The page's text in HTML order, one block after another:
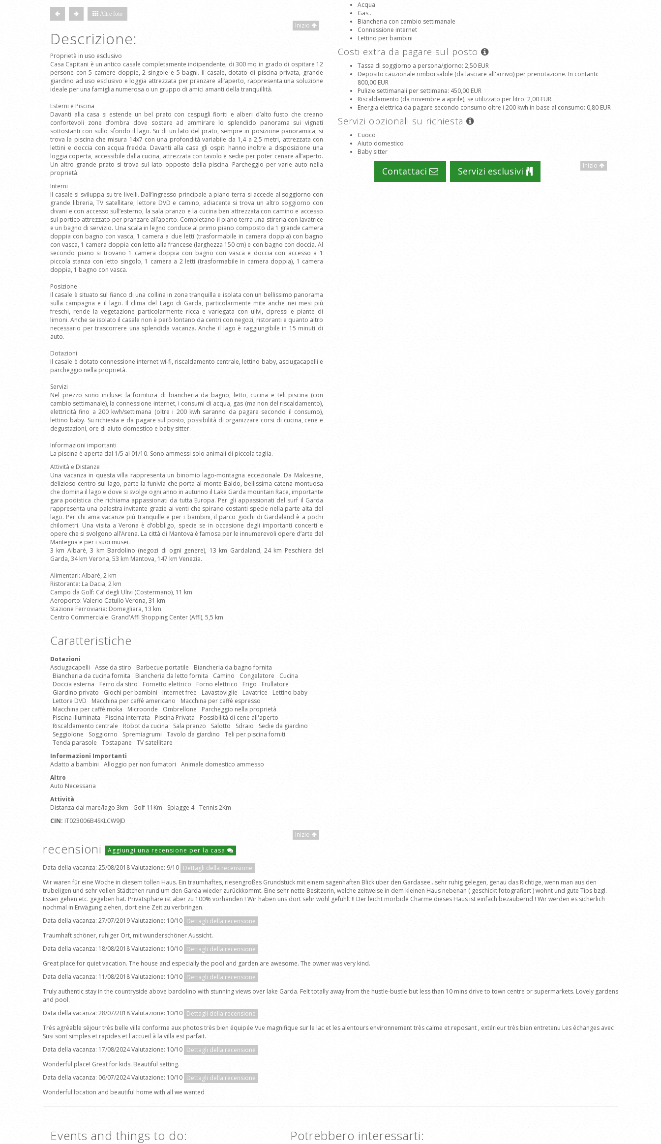
Altre foto
Inizio
Descrizione:
Proprietà in uso esclusivo
Casa Capitani è un antico casale completamente indipendente, di 300 mq in grado di ospitare 12
persone con 5 camere doppie, 2 singole e 5 bagni. Il casale, dotato di piscina privata, grande
giardino ad uso esclusivo e loggia attrezzata per pranzare all’aperto, rappresenta una soluzione
ideale per una famiglia numerosa o un gruppo di amici amanti della tranquillità.
Esterni e Piscina
Davanti alla casa si estende un bel prato con cespugli fioriti e alberi d’alto fusto che creano
confortevoli zone d’ombra dove sostare ad ammirare lo splendido panorama sui vigneti
sottostanti con sullo sfondo il lago. Su di un lato del prato, sempre in posizione panoramica, si
trova la piscina che misura 14x7 con una profondità variabile da 1,4 a 2,5 metri, attrezzata con
lettini e doccia con acqua fredda. Davanti alla casa gli ospiti hanno inoltre a disposizione una
loggia coperta, accessibile dalla cucina, attrezzata con tavolo e sedie per poter cenare all’aperto.
Un altro grande prato si trova sul lato opposto della piscina. Parcheggio per varie auto nella
proprietà.
Interni
Il casale si sviluppa su tre livelli. Dall’ingresso principale a piano terra si accede al soggiorno con
grande libreria, TV satellitare, lettore DVD e camino, adiacente si trova un altro soggiorno con
divani e con accesso sull’esterno, la sala pranzo e la cucina ben attrezzata con camino e accesso
sul portico attrezzato per pranzare all’aperto. Completano il piano terra una stireria con lavatrice
e un bagno di servizio. Una scala in legno conduce al primo piano composto da 1 grande camera
doppia con bagno con vasca, 1 camera a due letti (trasformabile in camera doppia) con bagno
con vasca, 1 camera doppia con letto alla francese (larghezza 150 cm) e con bagno con doccia. Al
secondo piano si trovano 1 camera doppia con bagno con vasca e doccia con accesso a 1
piccola stanza con letto singolo, 1 camera a 2 letti (trasformabile in camera doppia), 1 camera
doppia, 1 bagno con vasca.
Posizione
Il casale è situato sul fianco di una collina in zona tranquilla e isolata con un bellissimo panorama
sulla campagna e il lago. Il clima del Lago di Garda, particolarmente mite anche nei mesi più
freschi, rende la vegetazione particolarmente ricca e variegata con ulivi, cipressi e piante di
limoni. Anche se isolato il casale non è però lontano da centri con negozi, ristoranti e quanto altro
necessario per trascorrere una splendida vacanza. Anche il lago è raggiungibile in 15 minuti di
auto.
Dotazioni
Il casale è dotato connessione internet wi-fi, riscaldamento centrale, lettino baby, asciugacapelli e
parcheggio nella proprietà.
Servizi
Nel prezzo sono incluse: la fornitura di biancheria da bagno, letto, cucina e teli piscina (con
cambio settimanale), la connessione internet, i consumi di acqua, gas (ma non del riscaldamento),
elettricità fino a 200 kwh/settimana (oltre i 200 kwh saranno da pagare secondo il consumo),
lettino baby. Su richiesta e da pagare sul posto, possibilità di organizzare corsi di cucina, cene e
degustazioni, ore di aiuto domestico e baby sitter.
Informazioni importanti
La piscina è aperta dal 1/5 al 01/10. Sono ammessi solo animali di piccola taglia.
Attività e Distanze
Una vacanza in questa villa rappresenta un binomio lago-montagna eccezionale. Da Malcesine,
delizioso centro sul lago, parte la funivia che porta al monte Baldo, bellissima catena montuosa
che domina il lago e dove si svolge ogni anno in autunno il Lake Garda mountain Race, importante
gara podistica che richiama appassionati da tutta Europa. Per gli appassionati del surf il Garda
rappresenta una palestra invitante grazie ai venti che spirano costanti specie nella parte alta del
lago. Per chi ama vacanze più tranquille e per i bambini, il parco giochi di Gardaland è a pochi
chilometri. Una visita a Verona è d’obbligo, specie se in occasione degli importanti concerti e
opere che si svolgono all’Arena. La città di Mantova è famosa per le innumerevoli opere d’arte del
Mantegna e per i suoi musei.
3 km Albarè, 3 km Bardolino (negozi di ogni genere), 13 km Gardaland, 24 km Peschiera del
Garda, 34 km Verona, 53 km Mantova, 147 km Venezia.
Alimentari: Albarè, 2 km
Ristorante: La Dacia, 2 km
Campo da Golf: Ca’ degli Ulivi (Costermano), 11 km
Aeroporto: Valerio Catullo Verona, 31 km
Stazione Ferroviaria: Domegliara, 13 km
Centro Commerciale: Grand'Affi Shopping Center (Affi), 5,5 km
Caratteristiche
Dotazioni
Asciugacapelli
Asse da stiro Barbecue portatile
Biancheria da bagno fornita
Biancheria da cucina fornita
Biancheria da letto fornita Camino Congelatore
Cucina
Doccia esterna
Ferro da stiro Fornetto elettrico Forno elettrico Frigo
Frullatore
Giardino privato
Giochi per bambini Internet free Lavastoviglie Lavatrice
Lettino baby
Lettore DVD
Macchina per caffé americano
Macchina per caffé espresso
Macchina per caffé moka
Microonde Ombrellone
Parcheggio nella proprietà
Piscina illuminata
Piscina interrata Piscina Privata
Possibilità di cene all'aperto
Riscaldamento centrale
Robot da cucina Sala pranzo Salotto Sdraio
Sedie da giardino
Seggiolone
Soggiorno Spremiagrumi Tavolo da giardino
Teli per piscina forniti
Tenda parasole
Tostapane
TV satellitare
Informazioni Importanti
Adatto a bambini
Alloggio per non fumatori
Animale domestico ammesso
Altro
Auto Necessaria
Attività
Distanza dal mare/lago 3km
Golf 11Km Spiagge 4 Tennis 2Km
CIN: IT023006B4SKLCW9JD
Inizio
Acqua
Gas .
Biancheria con cambio settimanale
Connessione internet
Lettino per bambini
Costi extra da pagare sul posto
Tassa di soggiorno a persona/giorno: 2,50 EUR
Deposito cauzionale rimborsabile (da lasciare all'arrivo) per prenotazione. In contanti:
800,00 EUR
Pulizie settimanali per settimana: 450,00 EUR
Riscaldamento (da novembre a aprile), se utilizzato per litro: 2,00 EUR
Energia elettrica da pagare secondo consumo oltre i 200 kwh in base al consumo: 0,80 EUR
Servizi opzionali su richiesta
Cuoco
Aiuto domestico
Baby sitter
Inizio
Contattaci Servizi esclusivi
recensioni Aggiungi una recensione per la casa
Data della vacanza: 25/08/2018 Valutazione: 9/10 Dettagli della recensione
Wir waren für eine Woche in diesem tollen Haus. Ein traumhaftes, riesengroßes Grundstück mit einem sagenhaften Blick über den Gardasee...sehr ruhig gelegen, genau das Richtige, wenn man aus den
trubeligen und sehr vollen Städtchen rund um den Garda wieder zurückkommt. Eine sehr nette Besitzerin, welche zeitweise in dem kleinen Haus nebenan ( geschickt fotografiert ) wohnt und gute Tips bzgl.
Essen gehen etc. gegeben hat. Privatsphäre ist aber zu 100% vorhanden ! Wir haben uns dort sehr wohl gefühlt !! Der leicht morbide Charme dieses Haus ist einfach bezaubernd ! Wir werden es sicherlich
nochmal in Erwägung ziehen, dort eine Zeit zu verbringen.
Data della vacanza: 27/07/2019 Valutazione: 10/10 Dettagli della recensione
Traumhaft schöner, ruhiger Ort, mit wunderschöner Aussicht.
Data della vacanza: 18/08/2018 Valutazione: 10/10 Dettagli della recensione
Great place for quiet vacation. The house and especially the pool and garden are awesome. The owner was very kind.
Data della vacanza: 11/08/2018 Valutazione: 10/10 Dettagli della recensione
Truly authentic stay in the countryside above bardolino with stunning views over lake Garda. Felt totally away from the hustle-bustle but less than 10 mins drive to town centre or supermarkets. Lovely gardens
and pool.
Data della vacanza: 28/07/2018 Valutazione: 10/10 Dettagli della recensione
Très agréable séjour très belle villa conforme aux photos très bien équipée Vue magnifique sur le lac et les alentours environnement très calme et reposant , extérieur très bien entretenu Les échanges avec
Susi sont simples et rapides et l'accueil à la villa est parfait.
Data della vacanza: 17/08/2024 Valutazione: 10/10 Dettagli della recensione
Wonderful place! Great for kids. Beautiful setting.
Data della vacanza: 06/07/2024 Valutazione: 10/10 Dettagli della recensione
Wonderful location and beautiful home with all we wanted
Events and things to do: Potrebbero interessarti: